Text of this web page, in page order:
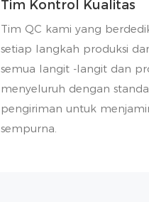
Tim Kontrol Kualitas
Tim QC kami yang
setiap langkah produksi
semua langit -langit dan
menyeluruh dengan
pengiriman untuk
sempurna.